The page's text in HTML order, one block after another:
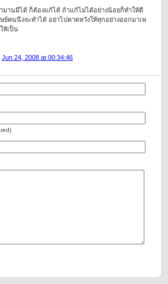
มานมีได้ ก็ต้องแก้ได้ ถ้าแก้ไม่ได้อย่างน้อยก็ทำให้ดี
คนนึงจะทำได้ อย่าไปคาดหวังให้ทุกอย่างออกมาเพ
ห้เป็น
Jun 24, 2008 at 00:34:46